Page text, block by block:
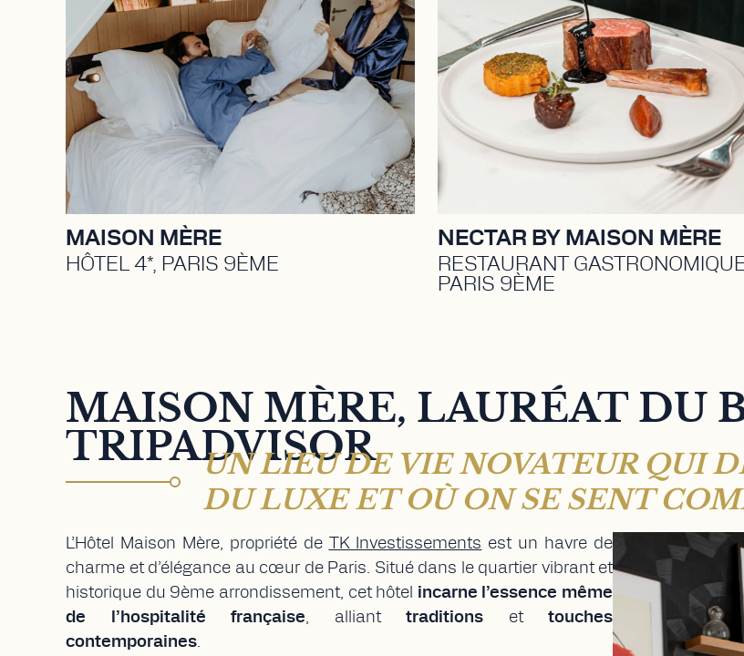
Hôtel 4* niché en plein cœur du 9ème
arrondissement de Paris. Lieu de
vie, bar à cocktail, coworking café et
ruche artistique. Propriété détenue
par TK investissements, détenue par
Aziz Temimi et Walid Temimi.
MAISON MÈRE
Une gastronomie immersive, où
l'expertise se marie à la créativité,
offrant une expérience
polysensorielle, rebelle et
contemporaine, dans une
atmosphère collective.
NECTAR BY MAISON MÈRE
RESTAURANT GASTRONOMIQUE,
MAISON MÈRE, LAURÉAT DU
TRIPADVISOR
UN LIEU DE VIE NOVATEUR QUI
DU LUXE ET OÙ ON SE SENT
L’Hôtel Maison Mère, propriété deTK Investissementsest un havre de
charme et d’élégance au cœur de Paris. Situé dans le quartier vibrant et
historique du 9ème arrondissement, cet hôtelincarne l’essence même
de l’hospitalité française